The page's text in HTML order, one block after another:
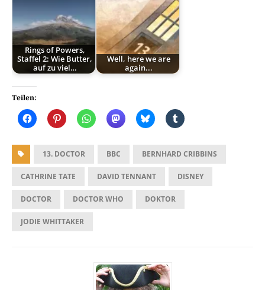
Rings of Powers,
Staffel 2: Wie Butter,
auf zu viel…
Well, here we are
again...
Teilen:
13. DOCTOR BBC BERNHARD CRIBBINS
CATHRINE TATE DAVID TENNANT DISNEY
DOCTOR DOCTOR WHO DOKTOR
JODIE WHITTAKER